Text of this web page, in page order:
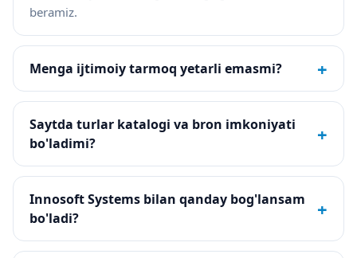
beramiz.
Menga ijtimoiy tarmoq yetarli emasmi? +
Saytda turlar katalogi va bron imkoniyati
bo'ladimi?
+
Innosoft Systems bilan qanday bog'lansam
bo'ladi?
+